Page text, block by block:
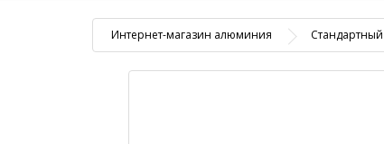
Интернет-магазин алюминия